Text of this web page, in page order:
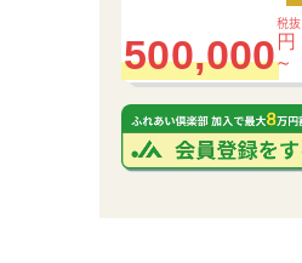
500,000
税抜
円
~